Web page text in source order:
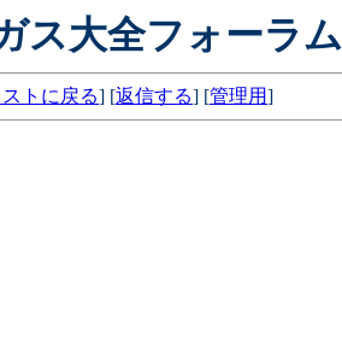
ス大全フォーラム
トに戻る] [返信する] [管理用]